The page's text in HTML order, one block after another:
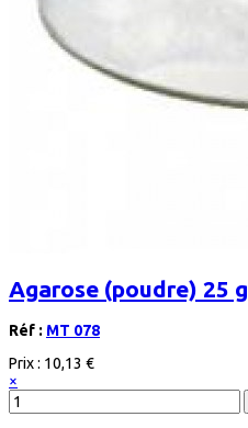
Agarose (poudre) 25 g
Réf : MT 078
Prix : 10,13 €
×